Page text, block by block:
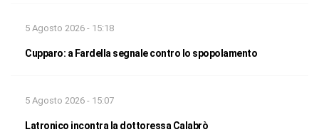
5 Agosto 2026 - 15:18
Cupparo: a Fardella segnale contro lo spopolamento
5 Agosto 2026 - 15:07
Latronico incontra la dottoressa Calabrò